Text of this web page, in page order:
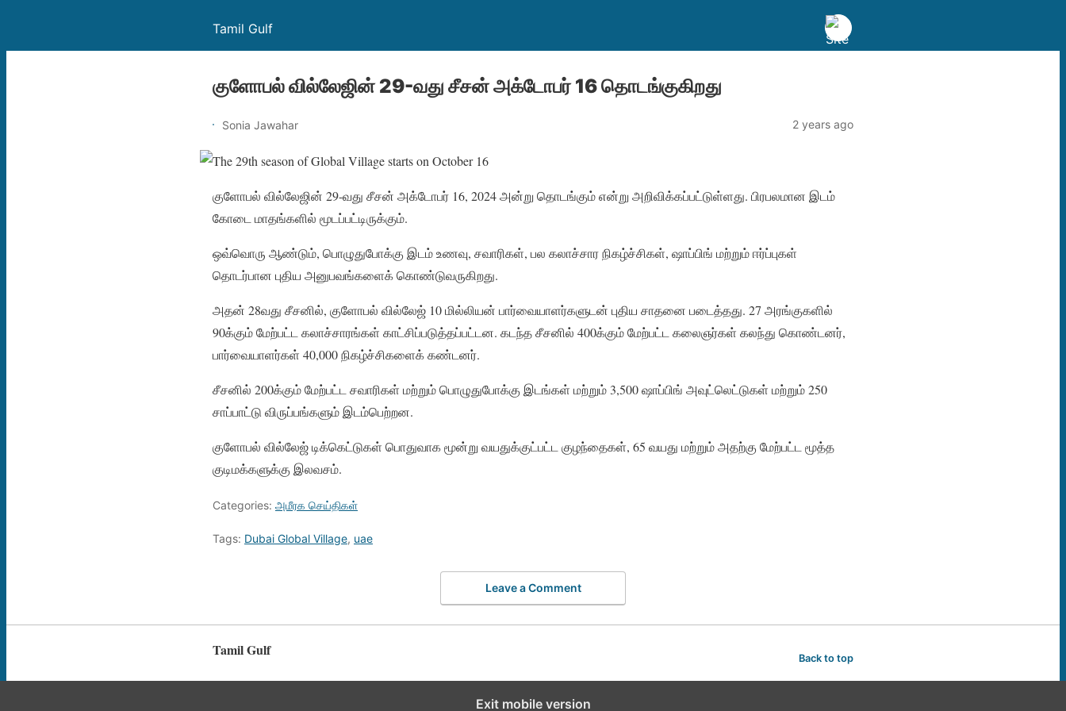
Tamil Gulf
குளோபல் வில்லேஜின் 29-வது சீசன் அக்டோபர் 16 தொடங்குகிறது
Sonia Jawahar 2 years ago
குளோபல் வில்லேஜின் 29-வது சீசன் அக்டோபர் 16, 2024 அன்று தொடங்கும் என்று அறிவிக்கப்பட்டுள்ளது. பிரபலமான இடம்
கோடை மாதங்களில் மூடப்பட்டிருக்கும்.
ஒவ்வொரு ஆண்டும், பொழுதுபோக்கு இடம் உணவு, சவாரிகள், பல கலாச்சார நிகழ்ச்சிகள், ஷாப்பிங் மற்றும் ஈர்ப்புகள்
தொடர்பான புதிய அனுபவங்களைக் கொண்டுவருகிறது.
அதன் 28வது சீசனில், குளோபல் வில்லேஜ் 10 மில்லியன் பார்வையாளர்களுடன் புதிய சாதனை படைத்தது. 27 அரங்குகளில்
90க்கும் மேற்பட்ட கலாச்சாரங்கள் காட்சிப்படுத்தப்பட்டன. கடந்த சீசனில் 400க்கும் மேற்பட்ட கலைஞர்கள் கலந்து கொண்டனர்,
பார்வையாளர்கள் 40,000 நிகழ்ச்சிகளைக் கண்டனர்.
சீசனில் 200க்கும் மேற்பட்ட சவாரிகள் மற்றும் பொழுதுபோக்கு இடங்கள் மற்றும் 3,500 ஷாப்பிங் அவுட்லெட்டுகள் மற்றும் 250
சாப்பாட்டு விருப்பங்களும் இடம்பெற்றன.
குளோபல் வில்லேஜ் டிக்கெட்டுகள் பொதுவாக மூன்று வயதுக்குட்பட்ட குழந்தைகள், 65 வயது மற்றும் அதற்கு மேற்பட்ட மூத்த
குடிமக்களுக்கு இலவசம்.
Categories: அமீரக செய்திகள்
Tags: Dubai Global Village, uae
Leave a Comment
Tamil Gulf Back to top
Exit mobile version